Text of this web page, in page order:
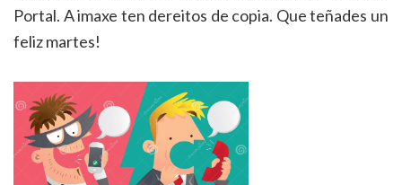
Portal. A imaxe ten dereitos de copia. Que teñades un
feliz martes!